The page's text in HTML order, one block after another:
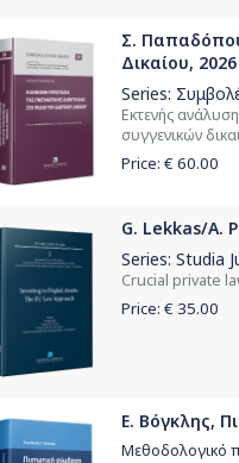
Σ.
Δικαίου, 2026
Series:
Εκτενής
συγγενικών
Price: € 60.00
G. Lekkas/A.
Series: Studia
Crucial private
Price: € 35.00
Ε. Βόγκλης,
Μεθοδολογικό